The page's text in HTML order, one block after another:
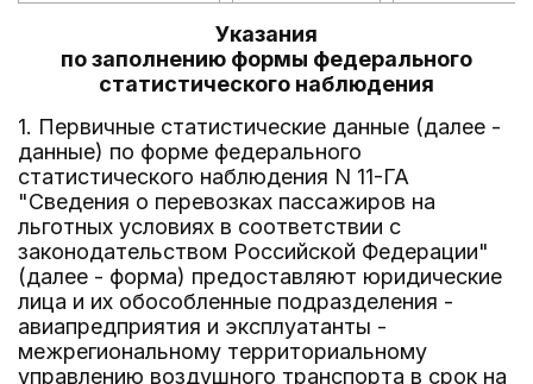
Указания
по заполнению формы федерального
статистического наблюдения
1. Первичные статистические данные (далее -
данные) по форме федерального
статистического наблюдения N 11-ГА
"Сведения о перевозках пассажиров на
льготных условиях в соответствии с
законодательством Российской Федерации"
(далее - форма) предоставляют юридические
лица и их обособленные подразделения -
авиапредприятия и эксплуатанты -
межрегиональному территориальному
управлению воздушного транспорта в срок на